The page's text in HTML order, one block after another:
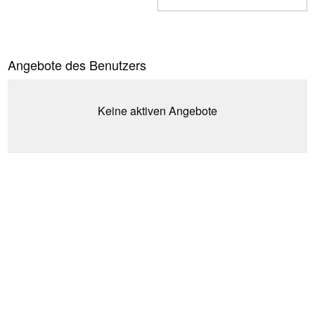
Angebote des Benutzers
Keine aktiven Angebote